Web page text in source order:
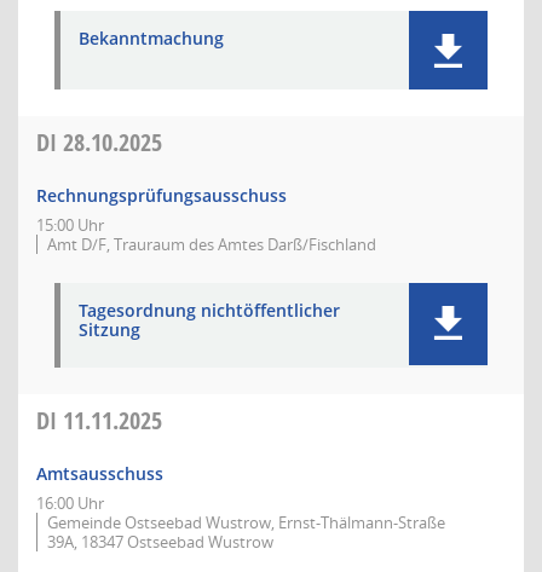
Bekanntmachung
DI 28.10.2025
Rechnungsprüfungsausschuss
15:00 Uhr
Amt D/F, Trauraum des Amtes Darß/Fischland
Tagesordnung nichtöffentlicher
Sitzung
DI 11.11.2025
Amtsausschuss
16:00 Uhr
Gemeinde Ostseebad Wustrow, Ernst-Thälmann-Straße
39A, 18347 Ostseebad Wustrow